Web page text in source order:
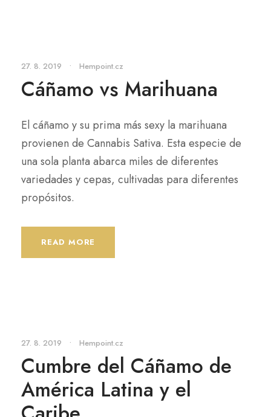
27. 8. 2019 • Hempoint.cz
Cáñamo vs Marihuana
El cáñamo y su prima más sexy la marihuana
provienen de Cannabis Sativa. Esta especie de
una sola planta abarca miles de diferentes
variedades y cepas, cultivadas para diferentes
propósitos.
READ MORE
27. 8. 2019 • Hempoint.cz
Cumbre del Cáñamo de
América Latina y el